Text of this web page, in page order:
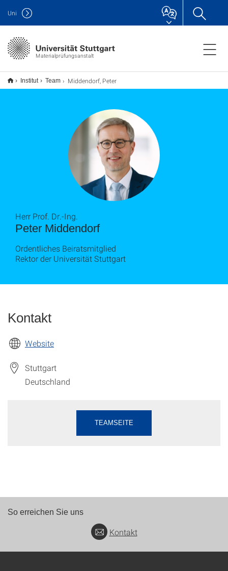
Materialprüfungsanstalt
Uni
Institut Team Middendorf, Peter
Peter Middendorf
Herr Prof. Dr.-Ing.
Ordentliches Beiratsmitglied
Rektor der Universität Stuttgart
Kontakt
Website
Stuttgart
Deutschland
TEAMSEITE
So erreichen Sie uns
Kontakt